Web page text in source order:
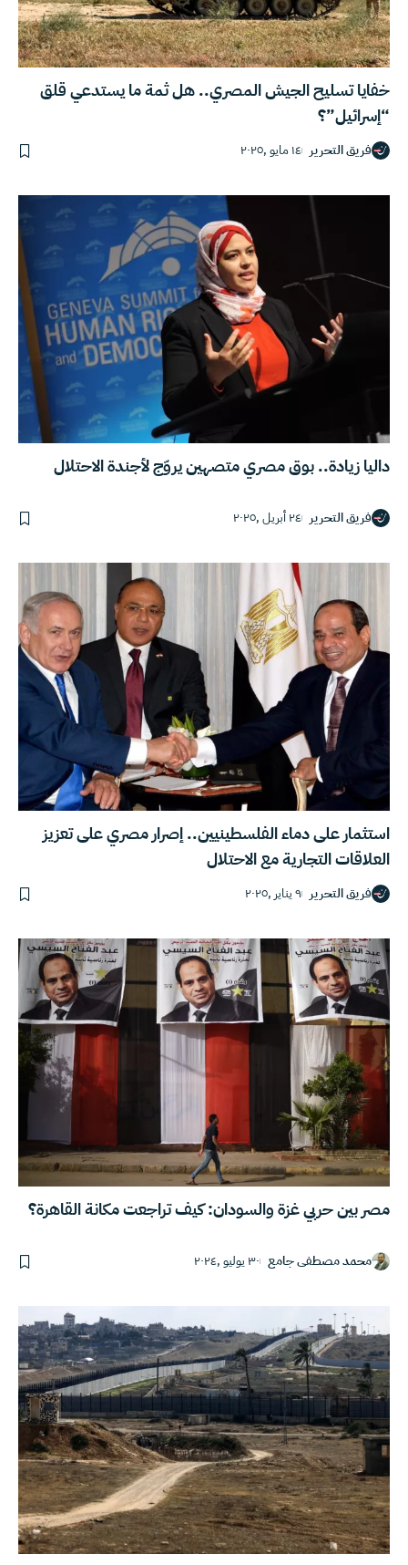
خفايا تسليح الجيش المصري.. هل ثمة ما يستدعي قلق
“إسرائيل”؟
فريق التحرير ١٤ مايو ,٢٠٢٥
داليا زيادة.. بوق مصري متصهين يروّج لأجندة الاحتلال
فريق التحرير ٢٤ أبريل ,٢٠٢٥
استثمار على دماء الفلسطينيين.. إصرار مصري على تعزيز
العلاقات التجارية مع الاحتلال
فريق التحرير ٩ يناير ,٢٠٢٥
مصر بين حربي غزة والسودان: كيف تراجعت مكانة القاهرة؟
محمد مصطفى جامع ٣٠ يوليو ,٢٠٢٤